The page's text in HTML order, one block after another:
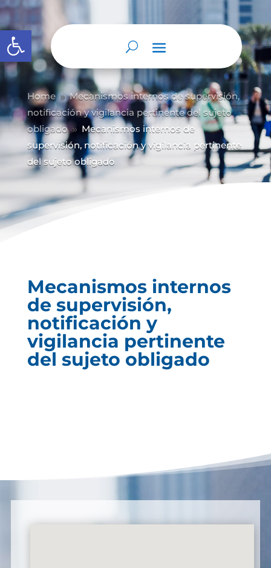
Abrir barra de herramientas
Home 9 Mecanismos internos de supervisión,
notificación y vigilancia pertinente del sujeto
obligado 9 Mecanismos internos de
supervisión, notificación y vigilancia pertinente
del sujeto obligado
Mecanismos internos
de supervisión,
notificación y
vigilancia pertinente
del sujeto obligado